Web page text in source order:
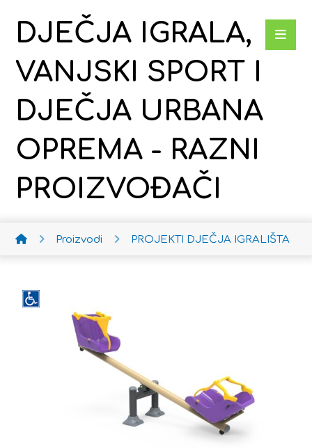
DJEČJA IGRALA,
VANJSKI SPORT I
DJEČJA URBANA
OPREMA - RAZNI
PROIZVOĐAČI
Proizvodi PROJEKTI DJEČJA IGRALIŠTA